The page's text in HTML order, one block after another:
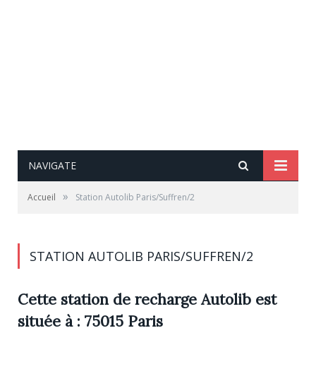
NAVIGATE
Accueil » Station Autolib Paris/Suffren/2
STATION AUTOLIB PARIS/SUFFREN/2
Cette station de recharge Autolib est
située à : 75015 Paris